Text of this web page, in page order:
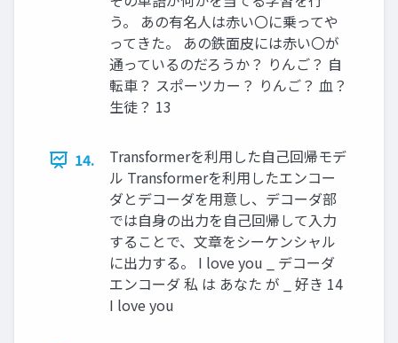
う。 あの有名人は赤い〇に乗ってや
ってきた。 あの鉄面皮には赤い〇が
通っているのだろうか？ りんご？ 自
転車？ スポーツカー？ りんご？ 血？
生徒？ 13
14.
Transformerを利用した自己回帰モデ
ル Transformerを利用したエンコー
ダとデコーダを用意し、デコーダ部
では自身の出力を自己回帰して入力
することで、文章をシーケンシャル
に出力する。 I love you _ デコーダ
エンコーダ 私 は あなた が _ 好き 14
I love you